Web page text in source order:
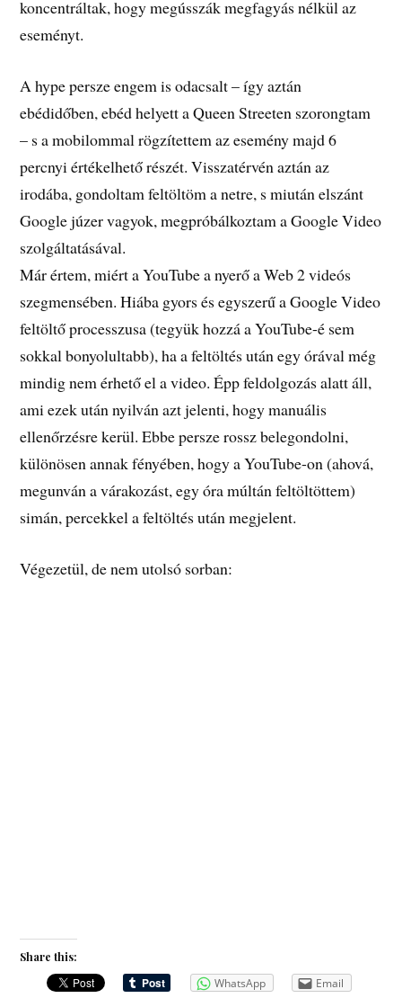
koncentráltak, hogy megússzák megfagyás nélkül az
eseményt.
A hype persze engem is odacsalt – így aztán
ebédidőben, ebéd helyett a Queen Streeten szorongtam
– s a mobilommal rögzítettem az esemény majd 6
percnyi értékelhető részét. Visszatérvén aztán az
irodába, gondoltam feltöltöm a netre, s miután elszánt
Google júzer vagyok, megpróbálkoztam a Google Video
szolgáltatásával.
Már értem, miért a YouTube a nyerő a Web 2 videós
szegmensében. Hiába gyors és egyszerű a Google Video
feltöltő processzusa (tegyük hozzá a YouTube-é sem
sokkal bonyolultabb), ha a feltöltés után egy órával még
mindig nem érhető el a video. Épp feldolgozás alatt áll,
ami ezek után nyilván azt jelenti, hogy manuális
ellenőrzésre kerül. Ebbe persze rossz belegondolni,
különösen annak fényében, hogy a YouTube-on (ahová,
megunván a várakozást, egy óra múltán feltöltöttem)
simán, percekkel a feltöltés után megjelent.
Végezetül, de nem utolsó sorban:
Share this:
WhatsApp Email